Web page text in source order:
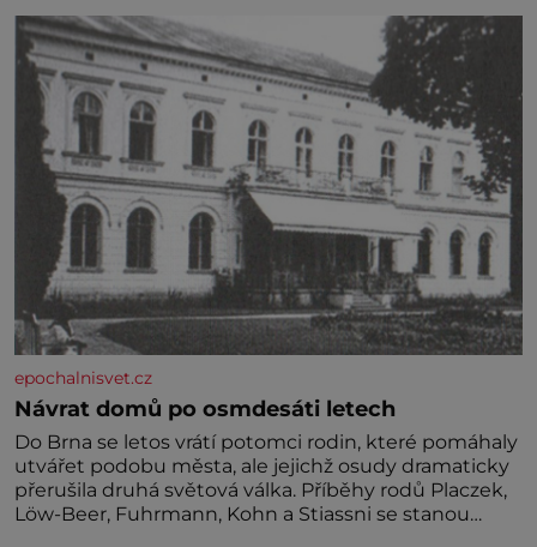
jednoduchost, měkkost a bezpečí, proto by pokoj
miminka měl působit především klidně a útulně.
Předškolní věk je
epochalnisvet.cz
Návrat domů po osmdesáti letech
Do Brna se letos vrátí potomci rodin, které pomáhaly
utvářet podobu města, ale jejichž osudy dramaticky
přerušila druhá světová válka. Příběhy rodů Placzek,
Löw-Beer, Fuhrmann, Kohn a Stiassni se stanou